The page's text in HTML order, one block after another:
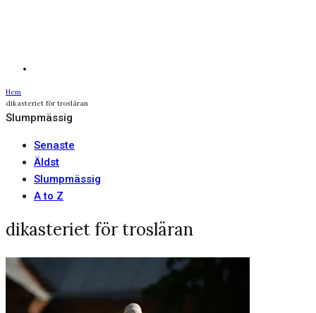
Hem
dikasteriet för trosläran
Slumpmässig
Senaste
Äldst
Slumpmässig
A to Z
dikasteriet för trosläran